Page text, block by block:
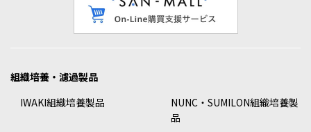
組織培養・濾過製品
IWAKI組織培養製品
NUNC・SUMILON組織培養製
品